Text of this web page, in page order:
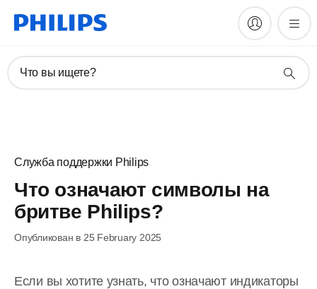
Что вы ищете?
Служба поддержки Philips
Что означают символы на
бритве Philips?
Опубликован в 25 February 2025
Если вы хотите узнать, что означают индикаторы